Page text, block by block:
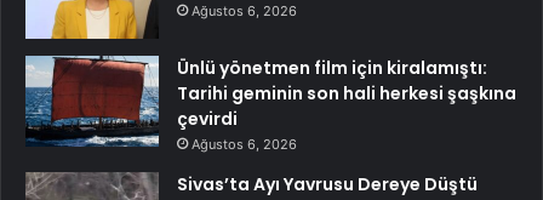
Ağustos 6, 2026
Ünlü yönetmen film için kiralamıştı:
Tarihi geminin son hali herkesi şaşkına
çevirdi
Ağustos 6, 2026
Sivas’ta Ayı Yavrusu Dereye Düştü